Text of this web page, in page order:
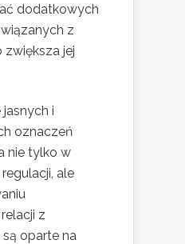
dodatkowych
z
zwiększa jej
i
oznaczeń
nie tylko w
ale
z
oparte na